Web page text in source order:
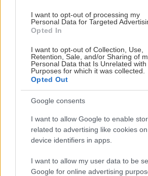
I want to opt-out of processing my
Personal Data for Targeted
Opted In
I want to opt-out of Collection, Use,
Retention, Sale, and/or Sharing of
Personal Data that Is Unrelated
Purposes for which it was collected.
Opted Out
Google consents
I want to allow Google to enable
related to advertising like cookies
device identifiers in apps.
I want to allow my user data to be
Google for online advertising
αποτελεί από μόνο του έναν
επισκεφθείς την περιοχή. Τα
προστατεύονται από δύο
σχηματισμούς, που δημιουργούν
σχεδόν κινηματογραφικό
θα βρεις εξαιρετικές
παραθαλάσσια μαγαζιά,
Κουφό ιδανικό προορισμό για
ημέρα χαλάρωσης.
Οι Καβουρότρυπες